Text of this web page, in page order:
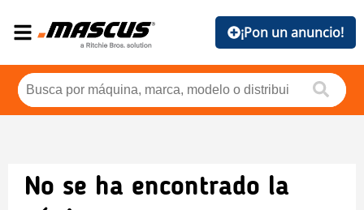
¡Pon un anuncio!
No se ha encontrado la